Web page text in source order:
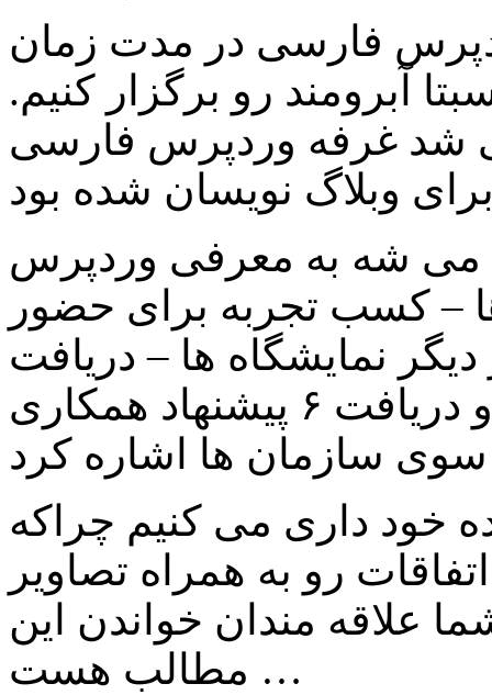
فارسی در مدت زمان
آبرومند رو برگزار کنیم.
شد غرفه وردپرس فارسی
می شه به معرفی وردپرس
– کسب تجربه برای حضور
نمایشگاه ها – دریافت
پیشنهاد ها برای ادامه راه سایت و دریافت ۶ پیشنهاد همکاری
خود داری می کنیم چراکه
رو به همراه تصاویر
علاقه مندان خواندن این
مطالب هست …